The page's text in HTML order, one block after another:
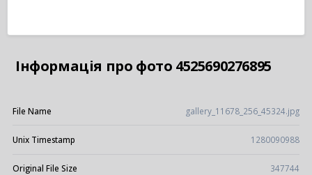
Інформація про фото 4525690276895
File Name gallery_11678_256_45324.jpg
Unix Timestamp 1280090988
Original File Size 347744